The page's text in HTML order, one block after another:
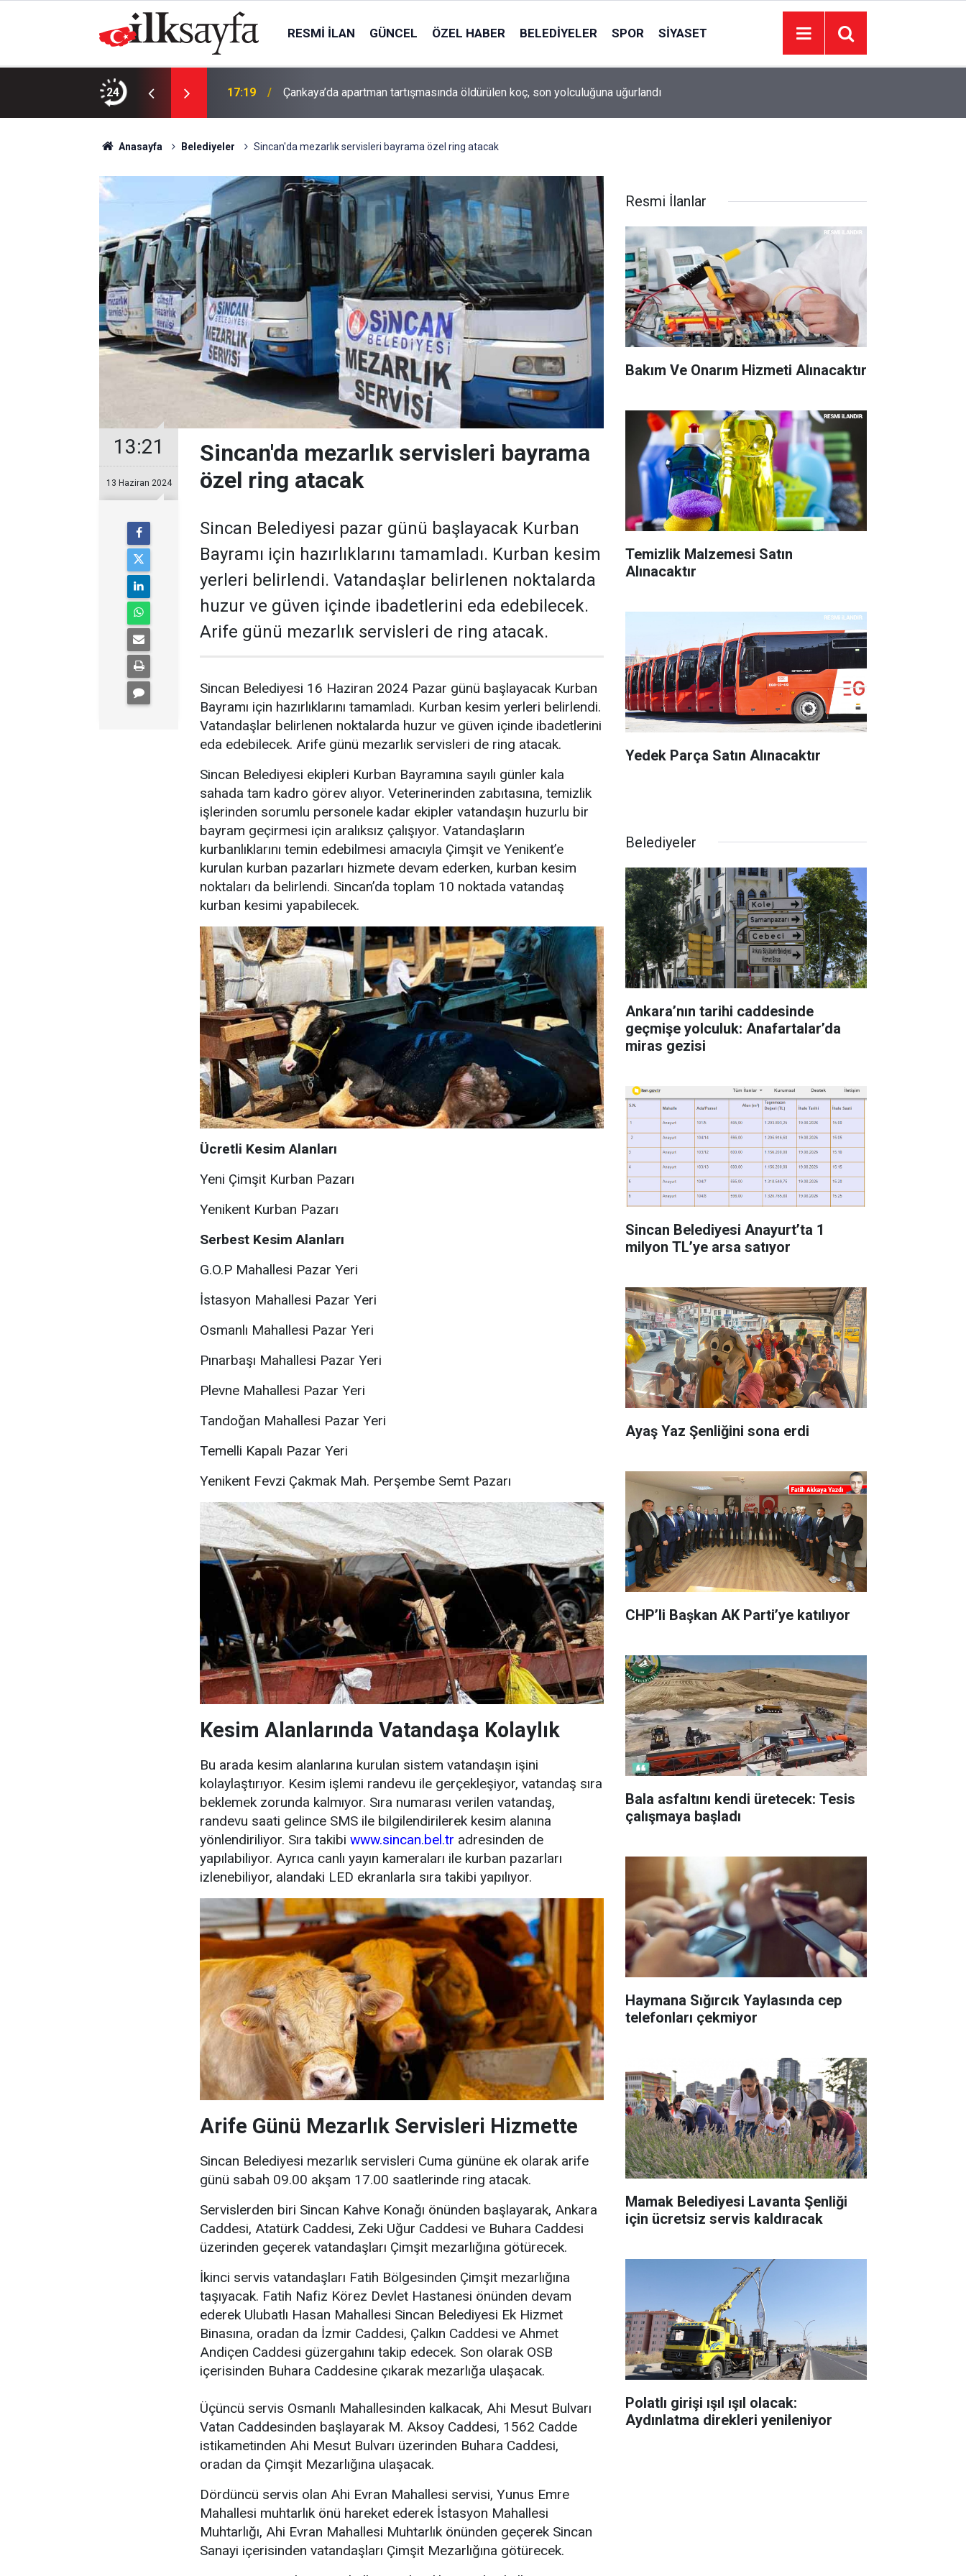
RESMI İLAN GÜNCEL ÖZEL HABER BELEDIYELER SPOR SIYASET
24
bugün kimin maçı var, hangi kanalda? 17:19 Çankaya’da apartman tartışmasında öldürülen koç, son yolculuğuna uğurlandı
Anasayfa Belediyeler Sincan'da mezarlık servisleri bayrama özel ring atacak
13:21
13 Haziran 2024
Sincan'da mezarlık servisleri bayrama
özel ring atacak
Sincan Belediyesi pazar günü başlayacak Kurban
Bayramı için hazırlıklarını tamamladı. Kurban kesim
yerleri belirlendi. Vatandaşlar belirlenen noktalarda
huzur ve güven içinde ibadetlerini eda edebilecek.
Arife günü mezarlık servisleri de ring atacak.
Sincan Belediyesi 16 Haziran 2024 Pazar günü başlayacak Kurban
Bayramı için hazırlıklarını tamamladı. Kurban kesim yerleri belirlendi.
Vatandaşlar belirlenen noktalarda huzur ve güven içinde ibadetlerini
eda edebilecek. Arife günü mezarlık servisleri de ring atacak.
Sincan Belediyesi ekipleri Kurban Bayramına sayılı günler kala
sahada tam kadro görev alıyor. Veterinerinden zabıtasına, temizlik
işlerinden sorumlu personele kadar ekipler vatandaşın huzurlu bir
bayram geçirmesi için aralıksız çalışıyor. Vatandaşların
kurbanlıklarını temin edebilmesi amacıyla Çimşit ve Yenikent’e
kurulan kurban pazarları hizmete devam ederken, kurban kesim
noktaları da belirlendi. Sincan’da toplam 10 noktada vatandaş
kurban kesimi yapabilecek.
Ücretli Kesim Alanları
Yeni Çimşit Kurban Pazarı
Yenikent Kurban Pazarı
Serbest Kesim Alanları
G.O.P Mahallesi Pazar Yeri
İstasyon Mahallesi Pazar Yeri
Osmanlı Mahallesi Pazar Yeri
Pınarbaşı Mahallesi Pazar Yeri
Plevne Mahallesi Pazar Yeri
Tandoğan Mahallesi Pazar Yeri
Temelli Kapalı Pazar Yeri
Yenikent Fevzi Çakmak Mah. Perşembe Semt Pazarı
Kesim Alanlarında Vatandaşa Kolaylık
Bu arada kesim alanlarına kurulan sistem vatandaşın işini
kolaylaştırıyor. Kesim işlemi randevu ile gerçekleşiyor, vatandaş sıra
beklemek zorunda kalmıyor. Sıra numarası verilen vatandaş,
randevu saati gelince SMS ile bilgilendirilerek kesim alanına
yönlendiriliyor. Sıra takibi www.sincan.bel.tr adresinden de
yapılabiliyor. Ayrıca canlı yayın kameraları ile kurban pazarları
izlenebiliyor, alandaki LED ekranlarla sıra takibi yapılıyor.
Arife Günü Mezarlık Servisleri Hizmette
Sincan Belediyesi mezarlık servisleri Cuma gününe ek olarak arife
günü sabah 09.00 akşam 17.00 saatlerinde ring atacak.
Servislerden biri Sincan Kahve Konağı önünden başlayarak, Ankara
Caddesi, Atatürk Caddesi, Zeki Uğur Caddesi ve Buhara Caddesi
üzerinden geçerek vatandaşları Çimşit mezarlığına götürecek.
İkinci servis vatandaşları Fatih Bölgesinden Çimşit mezarlığına
taşıyacak. Fatih Nafiz Körez Devlet Hastanesi önünden devam
ederek Ulubatlı Hasan Mahallesi Sincan Belediyesi Ek Hizmet
Binasına, oradan da İzmir Caddesi, Çalkın Caddesi ve Ahmet
Andiçen Caddesi güzergahını takip edecek. Son olarak OSB
içerisinden Buhara Caddesine çıkarak mezarlığa ulaşacak.
Üçüncü servis Osmanlı Mahallesinden kalkacak, Ahi Mesut Bulvarı
Vatan Caddesinden başlayarak M. Aksoy Caddesi, 1562 Cadde
istikametinden Ahi Mesut Bulvarı üzerinden Buhara Caddesi,
oradan da Çimşit Mezarlığına ulaşacak.
Dördüncü servis olan Ahi Evran Mahallesi servisi, Yunus Emre
Mahallesi muhtarlık önü hareket ederek İstasyon Mahallesi
Muhtarlığı, Ahi Evran Mahallesi Muhtarlık önünden geçerek Sincan
Sanayi içerisinden vatandaşları Çimşit Mezarlığına götürecek.
Resmi İlanlar
Bakım Ve Onarım Hizmeti Alınacaktır
Temizlik Malzemesi Satın
Alınacaktır
Yedek Parça Satın Alınacaktır
Belediyeler
Ankara’nın tarihi caddesinde
geçmişe yolculuk: Anafartalar’da
miras gezisi
Sincan Belediyesi Anayurt’ta 1
milyon TL’ye arsa satıyor
Ayaş Yaz Şenliğini sona erdi
CHP’li Başkan AK Parti’ye katılıyor
Bala asfaltını kendi üretecek: Tesis
çalışmaya başladı
Haymana Sığırcık Yaylasında cep
telefonları çekmiyor
Mamak Belediyesi Lavanta Şenliği
için ücretsiz servis kaldıracak
Polatlı girişi ışıl ışıl olacak:
Aydınlatma direkleri yenileniyor